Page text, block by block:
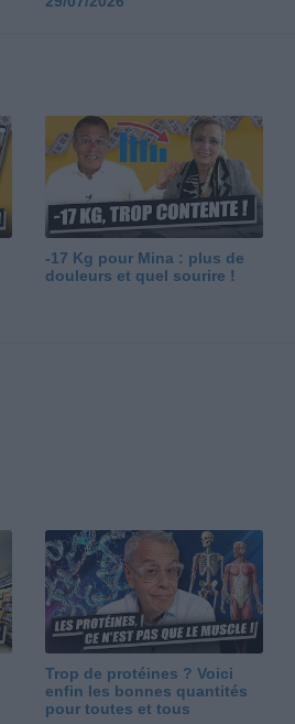
-17 Kg pour Mina : plus de
douleurs et quel sourire !
Trop de protéines ? Voici
enfin les bonnes quantités
pour toutes et tous